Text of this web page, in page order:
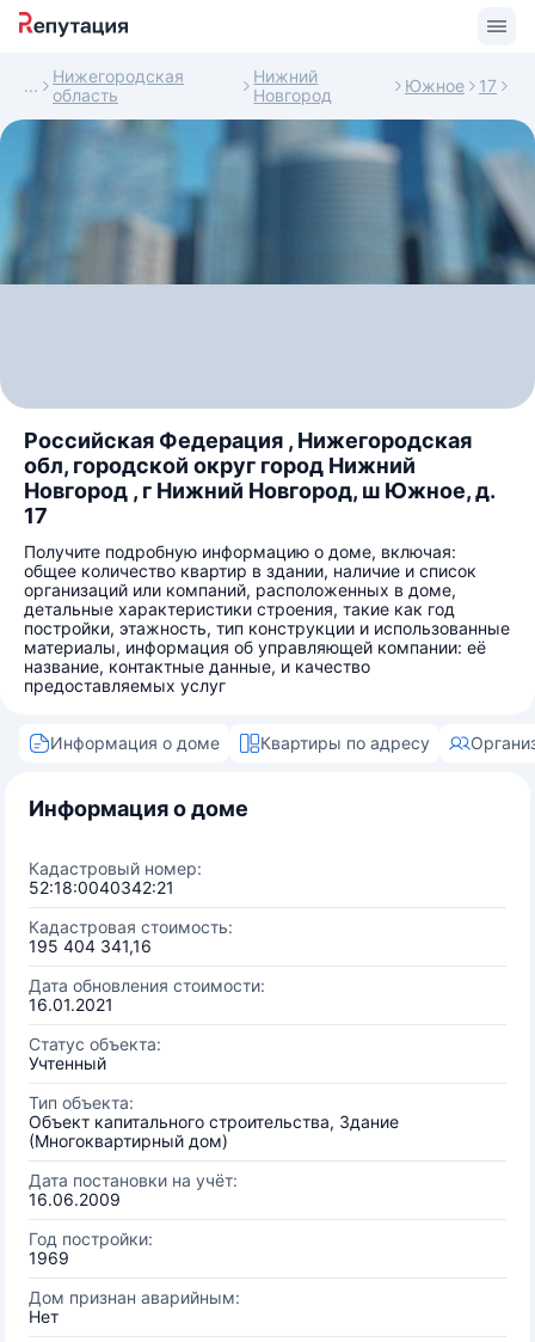
Нижегородская
область
Нижний
Новгород
Южное 17
Российская Федерация , Нижегородская
обл, городской округ город Нижний
Новгород , г Нижний Новгород, ш Южное, д.
17
Получите подробную информацию о доме, включая:
общее количество квартир в здании, наличие и список
организаций или компаний, расположенных в доме,
детальные характеристики строения, такие как год
постройки, этажность, тип конструкции и использованные
материалы, информация об управляющей компании: её
название, контактные данные, и качество
предоставляемых услуг
Информация о доме Квартиры по адресу
Информация о доме
Кадастровый номер:
52:18:0040342:21
Кадастровая стоимость:
195 404 341,16
Дата обновления стоимости:
16.01.2021
Статус объекта:
Учтенный
Тип объекта:
Объект капитального строительства, Здание
(Многоквартирный дом)
Дата постановки на учёт:
16.06.2009
Год постройки:
1969
Дом признан аварийным:
Нет